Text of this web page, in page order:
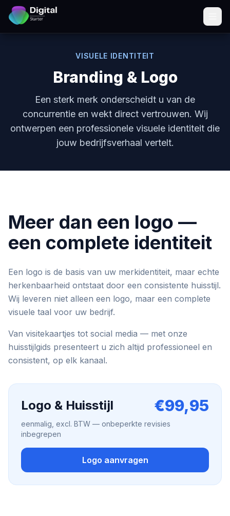
VISUELE IDENTITEIT
Branding & Logo
Een sterk merk onderscheidt u van de
concurrentie en wekt direct vertrouwen. Wij
ontwerpen een professionele visuele identiteit die
jouw bedrijfsverhaal vertelt.
Meer dan een logo —
een complete identiteit
Een logo is de basis van uw merkidentiteit, maar echte
herkenbaarheid ontstaat door een consistente huisstijl.
Wij leveren niet alleen een logo, maar een complete
visuele taal voor uw bedrijf.
Van visitekaartjes tot social media — met onze
huisstijlgids presenteert u zich altijd professioneel en
consistent, op elk kanaal.
Logo & Huisstijl €99,95
eenmalig, excl. BTW — onbeperkte revisies
inbegrepen
Logo aanvragen